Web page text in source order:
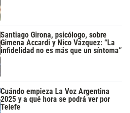
Santiago Girona, psicólogo, sobre
Gimena Accardi y Nico Vázquez: “La
infidelidad no es más que un síntoma”
Cuándo empieza La Voz Argentina
2025 y a qué hora se podrá ver por
Telefe